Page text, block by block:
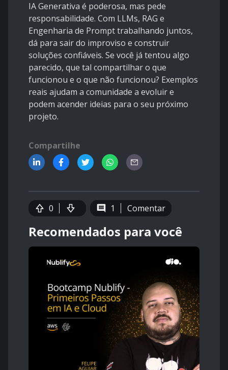
IA Generativa é poderosa, mas pede
responsabilidade. Com LLMs, RAG e
Engenharia de Prompt trabalhando juntos,
dá para sair do improviso e construir
soluções confiáveis. Se você já tentou algo
parecido, que tal compartilhar o que
funcionou e o que não funcionou? Exemplos
reais ajudam a comunidade a evoluir e
podem acender ideias para o seu próximo
projeto.
Compartilhe
0 1 Comentar
Recomendados para você